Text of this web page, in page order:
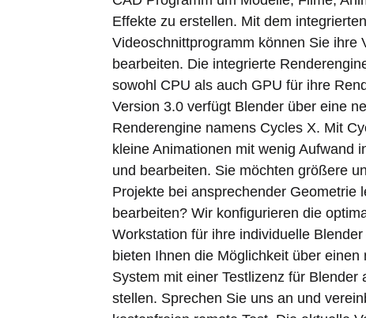
Effekte zu erstellen. Mit dem integrierten
Videoschnittprogramm können Sie ihre
bearbeiten. Die integrierte
sowohl CPU als auch GPU für ihre
Version 3.0 verfügt Blender über eine
Renderengine namens Cycles X. Mit
kleine Animationen mit wenig Aufwand
und bearbeiten. Sie möchten größere
Projekte bei ansprechender Geometrie
bearbeiten? Wir konfigurieren die
Workstation für ihre individuelle
bieten Ihnen die Möglichkeit über einen
System mit einer Testlizenz für Blender
stellen. Sprechen Sie uns an und